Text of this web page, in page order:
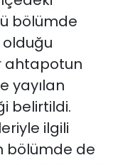
bölümde
olduğu
ahtapotun
yayılan
belirtildi.
ilgili
bölümde de